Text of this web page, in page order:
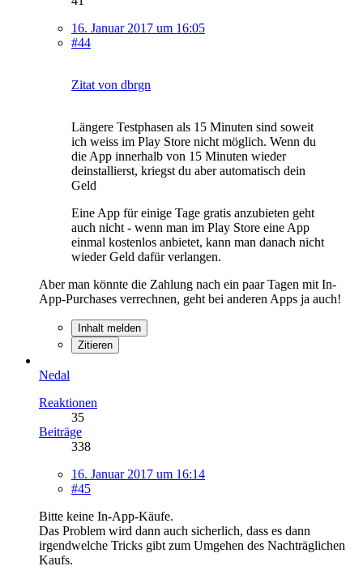
16. Januar 2017 um 16:05
#44
Zitat von dbrgn
Längere Testphasen als 15 Minuten sind soweit
ich weiss im Play Store nicht möglich. Wenn du
die App innerhalb von 15 Minuten wieder
deinstallierst, kriegst du aber automatisch dein
Geld
Eine App für einige Tage gratis anzubieten geht
auch nicht - wenn man im Play Store eine App
einmal kostenlos anbietet, kann man danach nicht
wieder Geld dafür verlangen.
Aber man könnte die Zahlung nach ein paar Tagen mit In-
App-Purchases verrechnen, geht bei anderen Apps ja auch!
Inhalt melden
Zitieren
Nedal
Reaktionen
35
Beiträge
338
16. Januar 2017 um 16:14
#45
Bitte keine In-App-Käufe.
Das Problem wird dann auch sicherlich, dass es dann
irgendwelche Tricks gibt zum Umgehen des Nachträglichen
Kaufs.